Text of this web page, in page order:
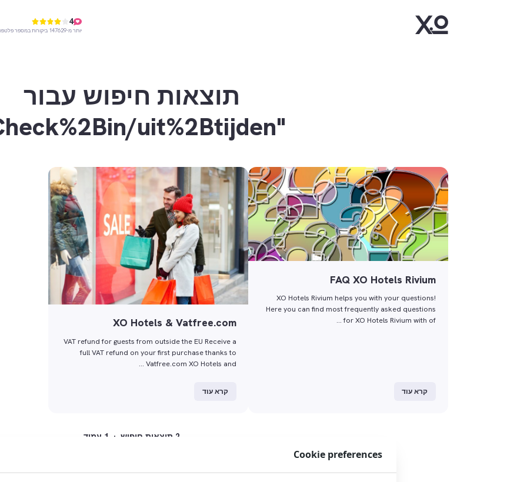
4
יותר מ-147629 ביקורות במספר פלטפורמות
תוצאות חיפוש עבור
"Check%2Bin/uit%2Btijden"
FAQ XO Hotels Rivium
XO Hotels Rivium helps you with your questions!
Here you can find most frequently asked questions
for XO Hotels Rivium with of …
קרא עוד
XO Hotels & Vatfree.com
VAT refund for guests from outside the EU Receive a
full VAT refund on your first purchase thanks to
Vatfree.com XO Hotels and …
קרא עוד
2 תוצאות חיפוש · 1 עמוד
Cookie preferences